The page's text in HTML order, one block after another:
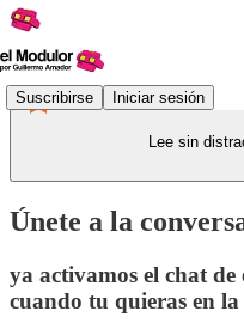
Suscribirse Iniciar sesión
Lee sin
Únete a la
ya activamos el chat de
cuando tu quieras en